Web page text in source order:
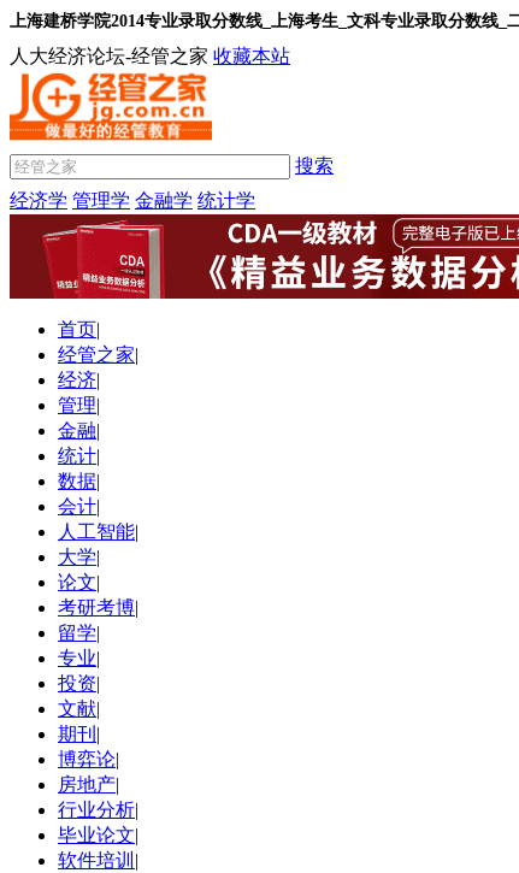
上海建桥学院2014专业录取分数线_上海考生_文科专业录取分数线_
人大经济论坛-经管之家 收藏本站
搜索
经济学 管理学 金融学 统计学
首页|
经管之家|
经济|
管理|
金融|
统计|
数据|
会计|
人工智能|
大学|
论文|
考研考博|
留学|
专业|
投资|
文献|
期刊 |
博弈论|
房地产|
行业分析|
毕业论文|
软件培训 |